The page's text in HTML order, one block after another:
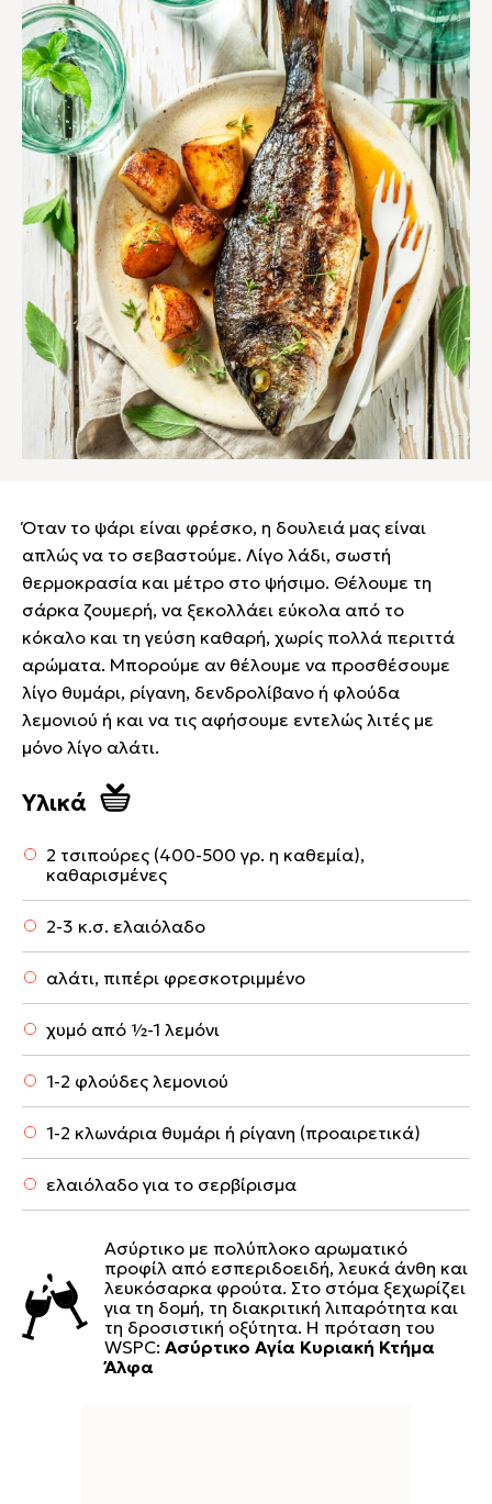
Όταν το ψάρι είναι φρέσκο, η δουλειά μας είναι
απλώς να το σεβαστούμε. Λίγο λάδι, σωστή
θερμοκρασία και μέτρο στο ψήσιμο. Θέλουμε τη
σάρκα ζουμερή, να ξεκολλάει εύκολα από το
κόκαλο και τη γεύση καθαρή, χωρίς πολλά περιττά
αρώματα. Μπορούμε αν θέλουμε να προσθέσουμε
λίγο θυμάρι, ρίγανη, δενδρολίβανο ή φλούδα
λεμονιού ή και να τις αφήσουμε εντελώς λιτές με
μόνο λίγο αλάτι.
Υλικά
2 τσιπούρες (400-500 γρ. η καθεμία),
καθαρισμένες
2-3 κ.σ. ελαιόλαδο
αλάτι, πιπέρι φρεσκοτριμμένο
χυμό από ½-1 λεμόνι
1-2 φλούδες λεμονιού
1-2 κλωνάρια θυμάρι ή ρίγανη (προαιρετικά)
ελαιόλαδο για το σερβίρισμα
Ασύρτικο με πολύπλοκο αρωματικό
προφίλ από εσπεριδοειδή, λευκά άνθη και
λευκόσαρκα φρούτα. Στο στόμα ξεχωρίζει
για τη δομή, τη διακριτική λιπαρότητα και
τη δροσιστική οξύτητα. Η πρόταση του
WSPC: Ασύρτικο Αγία Κυριακή Κτήμα
Άλφα